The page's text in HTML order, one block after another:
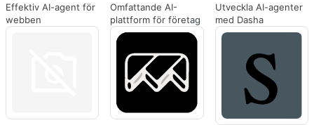
Effektiv AI-agent för
webben
Omfattande AI-
plattform för företag
Utveckla AI-agenter
med Dasha